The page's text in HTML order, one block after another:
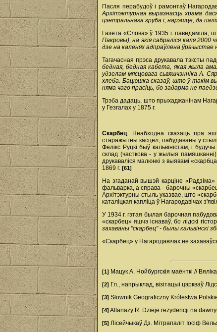
Пасля перабудоў і рамонтаў
Архітэктурная выразнасць храма
цэнтральнага зруба і, нарэшце, да
Газета «Слова» ў 1935 г.
Пакровы), на якія сабраліся каля
дзе на каленях адпраўлена
Тагачасная прэса друкавала тэксты
бедная, бедная кабета, якая жыла
удзелам мясцовага сьвяшчэнніка А.
хлеба. Бацюшка сказаў, што ў такім
няма чаго прасіць, бо задарма не
Трэба дадаць, што прыхаджанінам
у Гезгалах у 1875 г.
Скарбец. Неабходна сказаць пра
старажытны касцёл, пабудаваны у стылі
Фелікс Руцкі быў кальвіністам, і
склад (часткова - у жылыя
друкаваліся малюнкі з выявамі
1869 г. [61]
На згаданай вышэй карціне
фальварка, а справа - барочны
Архітэктурны стыль указвае, што
каталіцкая капліца ў Нагародавічах
У 1934 г. гэтая былая барочная
«скарбец» яшчэ існаваў, бо лідскі
захаваны "скарбец" - былы кальвінскі
«Скарбец» у Нагародавічах не
[1] Мацук А. Нойбургскія маёнткі //
[2] Гл., напрыклад, візітацыі цэркваў
[3] Słownik Geograficzny Królestwa
[4] Aftanazy R. Dzieje rezydencji na
[5] Лiсейчыкаў Дз. Мiтрапалiт Iосiф